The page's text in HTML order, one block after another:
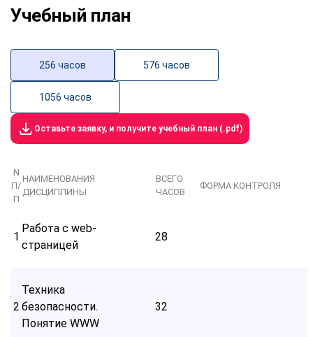
Учебный план
256 часов 576 часов
1056 часов
Оставьте заявку, и получите учебный план (.pdf)
N
П/
П
НАИМЕНОВАНИЯ
ДИСЦИПЛИНЫ
ВСЕГО
ЧАСОВ
ФОРМА КОНТРОЛЯ
1
Работа с web-
страницей
28
2
Техника
безопасности.
Понятие WWW
32